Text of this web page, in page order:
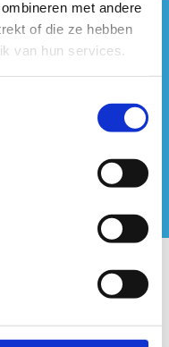
met andere
of die ze hebben
van hun services.